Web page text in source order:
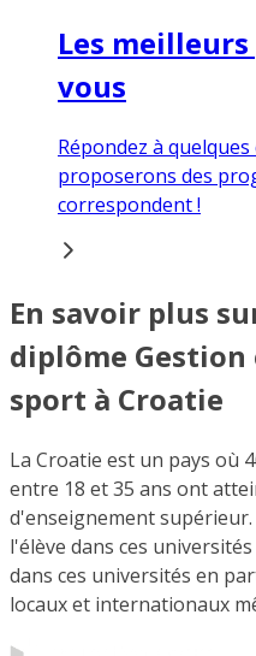
Les
vous
Répondez à
proposerons des
correspondent !
En savoir plus
diplôme Gestion
sport à Croatie
La Croatie est un pays où
entre 18 et 35 ans ont
d'enseignement supérieur.
l'élève dans ces
dans ces universités en
locaux et internationaux